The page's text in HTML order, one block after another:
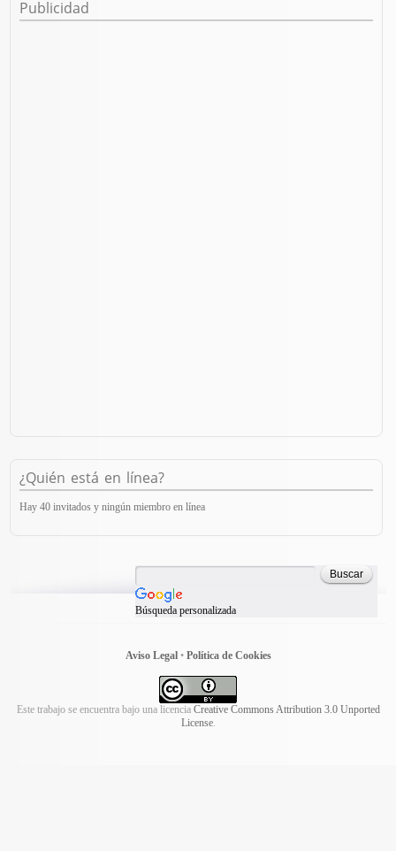
Publicidad
¿Quién está en línea?
Hay 40 invitados y ningún miembro en línea
Búsqueda personalizada
Aviso Legal• Política de Cookies
Este trabajo se encuentra bajo una licencia Creative Commons Attribution 3.0 Unported
License.